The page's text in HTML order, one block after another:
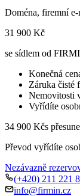
Doména, firemní
31 900 Kč
se sídlem od
Konečná
Záruka čisté
Nemovitosti
Vyřídíte
34 900 Kčs
Převod vyřídíte
Nezávazně
(+420) 211 221
info@firmin.cz